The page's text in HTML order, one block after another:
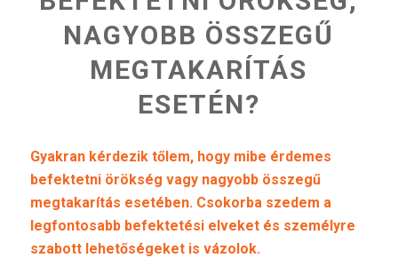
NAGYOBB ÖSSZEGŰ
MEGTAKARÍTÁS
ESETÉN?
Gyakran kérdezik tőlem, hogy mibe érdemes
befektetni örökség vagy nagyobb összegű
megtakarítás esetében. Csokorba szedem a
legfontosabb befektetési elveket és személyre
szabott lehetőségeket is vázolok.